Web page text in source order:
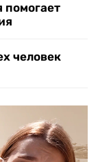
помогает
человек